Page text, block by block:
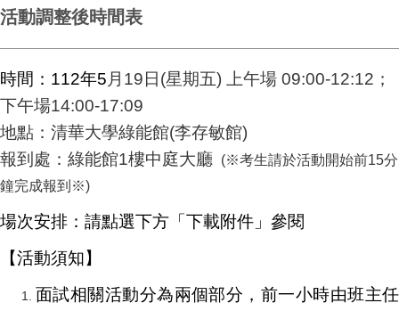
活動調整後時間表
時間：112年5 月19日(星期五) 上午場 09:00-12:12；
下午場14:00-17:09
地點：清華大學綠能館(李存敏館)
報到處：綠能館1樓中庭大廳
(※考生請於活動開始前15分
鐘完成報到※)
場次安排：請點選下方「下載附件」參閱
【活動須知】
面試相關活動分為兩個部分，前一小時由班主任